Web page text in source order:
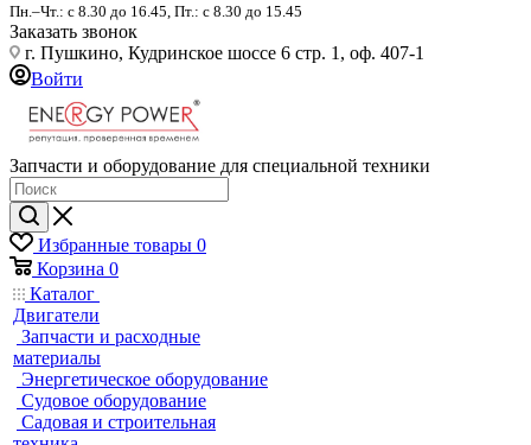
Пн.–Чт.: с 8.30 до 16.45, Пт.: с 8.30 до 15.45
Заказать звонок
г. Пушкино, Кудринское шоссе 6 стр. 1, оф. 407-1
Войти
Запчасти и оборудование для специальной техники
Избранные товары 0
Корзина 0
Каталог
Двигатели
Запчасти и расходные
материалы
Энергетическое оборудование
Судовое оборудование
Садовая и строительная